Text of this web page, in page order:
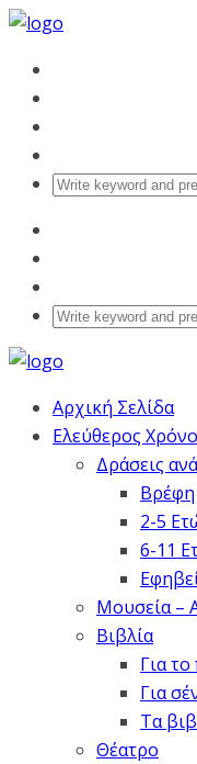
Αρχική Σελίδα
Ελεύθερος
Δράσεις
Βρέφη
2-5
6-11
Μουσεία –
Βιβλία
Για το
Για
Τα
Θέατρο